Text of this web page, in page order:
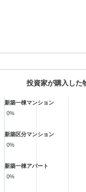
投資家が購入した
0%
0%
0%
0%
0%
0%
新築一棟マンション
新築区分マンション
新築一棟アパート